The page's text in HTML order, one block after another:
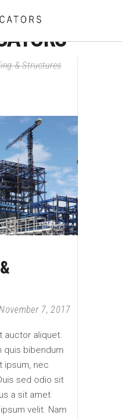
& Structures
7, 2017
auctor aliquet.
quis bibendum
ipsum, nec
sed odio sit
a sit amet
velit. Nam